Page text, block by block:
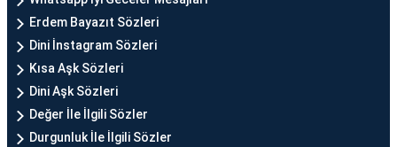
Erdem Bayazıt Sözleri
Dini İnstagram Sözleri
Kısa Aşk Sözleri
Dini Aşk Sözleri
Değer İle İlgili Sözler
Durgunluk İle İlgili Sözler